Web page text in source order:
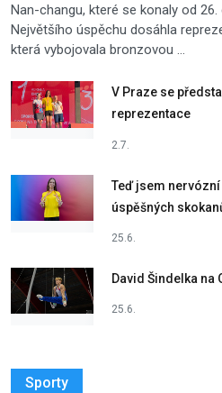
Nan-changu, které se konaly od 26.
Největšího úspěchu dosáhla
která vybojovala bronzovou ...
V Praze se
reprezentace
2.7.
Teď jsem
úspěšných
25.6.
David Šindelka na
25.6.
Sporty